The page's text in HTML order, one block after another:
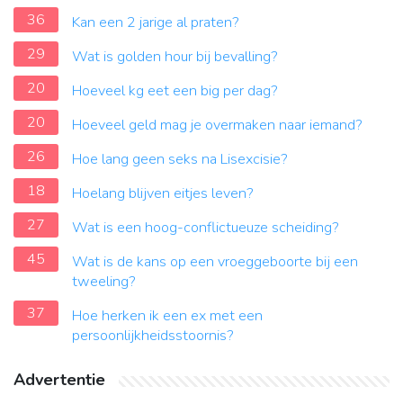
36
Kan een 2 jarige al praten?
29
Wat is golden hour bij bevalling?
20
Hoeveel kg eet een big per dag?
20
Hoeveel geld mag je overmaken naar iemand?
26
Hoe lang geen seks na Lisexcisie?
18
Hoelang blijven eitjes leven?
27
Wat is een hoog-conflictueuze scheiding?
45
Wat is de kans op een vroeggeboorte bij een
tweeling?
37
Hoe herken ik een ex met een
persoonlijkheidsstoornis?
Advertentie